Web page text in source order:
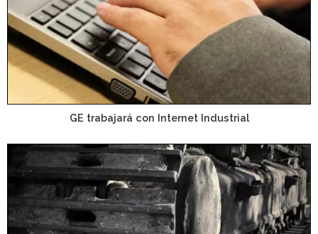
GE trabajará con Internet Industrial